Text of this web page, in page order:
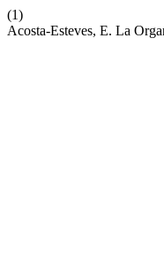
(1)
Acosta-Esteves, E. La